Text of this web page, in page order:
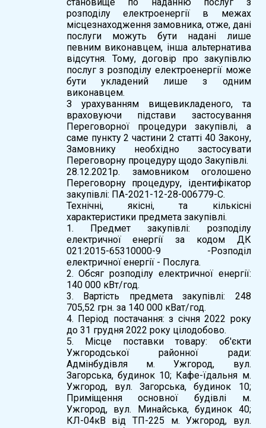
розподілу електроенергії в межах
місцезнаходження замовника, отже, дані
послуги можуть бути надані лише
певним виконавцем, інша альтернатива
відсутня. Тому, договір про закупівлю
послуг з розподілу електроенергії може
бути укладений лише з одним
виконавцем.
З урахуванням вищевикладеного, та
враховуючи підстави застосування
Переговорної процедури закупівлі, а
саме пункту 2 частини 2 статті 40 Закону,
Замовнику необхідно застосувати
Переговорну процедуру щодо Закупівлі.
28.12.2021р. замовником оголошено
Переговорну процедуру, ідентифікатор
закупівлі: ПА-2021-12-28-006779-С.
Технічні, якісні, та кількісні
характеристики предмета закупівлі.
1. Предмет закупівлі: розподілу
електричної енергії за кодом ДК
021:2015-65310000-9 -Розподіл
електричної енергії - Послуга.
2. Обсяг розподілу електричної енергії:
140 000 кВт/год.
3. Вартість предмета закупівлі: 248
705,52 грн. за 140 000 кВат/год.
4. Період постачання: з січня 2022 року
до 31 грудня 2022 року цілодобово.
5. Місце поставки товару: об'єкти
Ужгородської районної ради:
Адмінбудівля м. Ужгород, вул.
Загорська, будинок 10; Кафе-їдальня м.
Ужгород, вул. Загорська, будинок 10;
Приміщення основної будівлі м.
Ужгород, вул. Минайська, будинок 40;
КЛ-04кВ від ТП-225 м. Ужгород, вул.